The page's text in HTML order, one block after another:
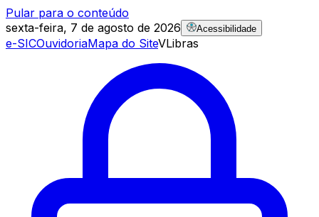
Pular para o conteúdo
sexta-feira, 7 de agosto de 2026
Acessibilidade
e-SICOuvidoriaMapa do SiteVLibras